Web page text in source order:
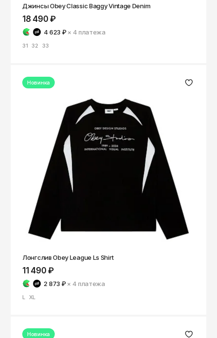
Джинсы Obey Classic Baggy Vintage Denim
18 490 ₽
4 623 ₽ × 4платежа
31 32 33
Новинка
Лонгслив Obey League Ls Shirt
11 490 ₽
2 873 ₽ × 4платежа
L XL
Новинка